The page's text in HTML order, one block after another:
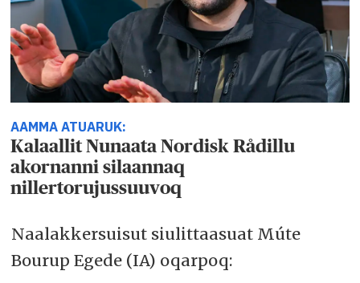
AAMMA ATUARUK:
Kalaallit Nunaata Nordisk Rådillu
akornanni silaannaq
nillertorujussuuvoq
Naalakkersuisut siulittaasuat Múte
Bourup Egede (IA) oqarpoq: